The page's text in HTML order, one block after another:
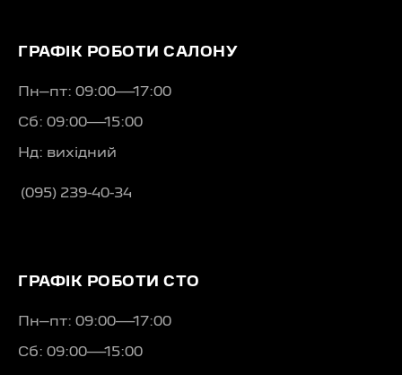
ГРАФІК РОБОТИ САЛОНУ
Пн–пт: 09:00—17:00
Сб: 09:00—15:00
Нд: вихідний
(095) 239-40-34
ГРАФІК РОБОТИ СТО
Пн–пт: 09:00—17:00
Сб: 09:00—15:00